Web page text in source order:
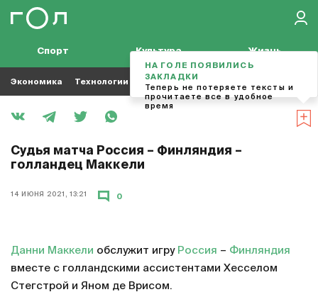
Спорт Культура Жизнь
Экономика Технологии Кино Футбол
Судья матча Россия – Финляндия –
голландец Маккели
14 ИЮНЯ 2021, 13:21 0
Данни Маккели обслужит игру Россия – Финляндия
вместе с голландскими ассистентами Хесселом
Стегстрой и Яном де Врисом.
НА ГОЛЕ ПОЯВИЛИСЬ
ЗАКЛАДКИ
Теперь не потеряете тексты и
прочитаете все в удобное
время